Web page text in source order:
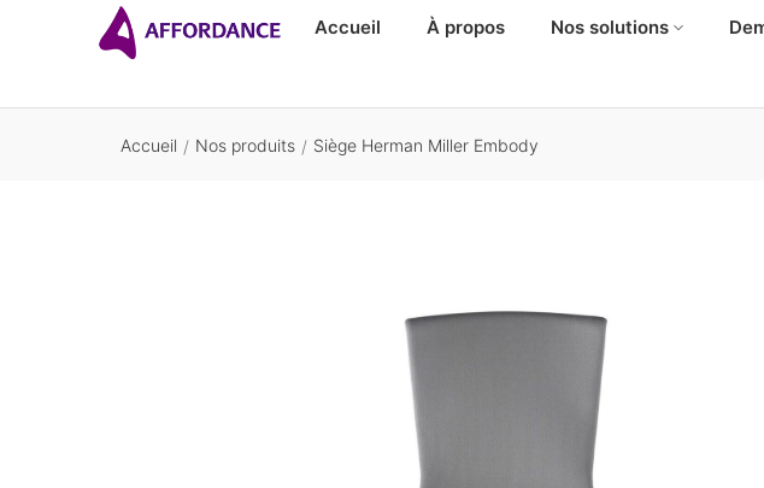
Accueil À propos Nos solutions
Accueil / Nos produits / Siège Herman Miller Embody